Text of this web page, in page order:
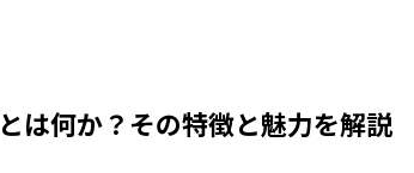
は何か？その特徴と魅力を解説